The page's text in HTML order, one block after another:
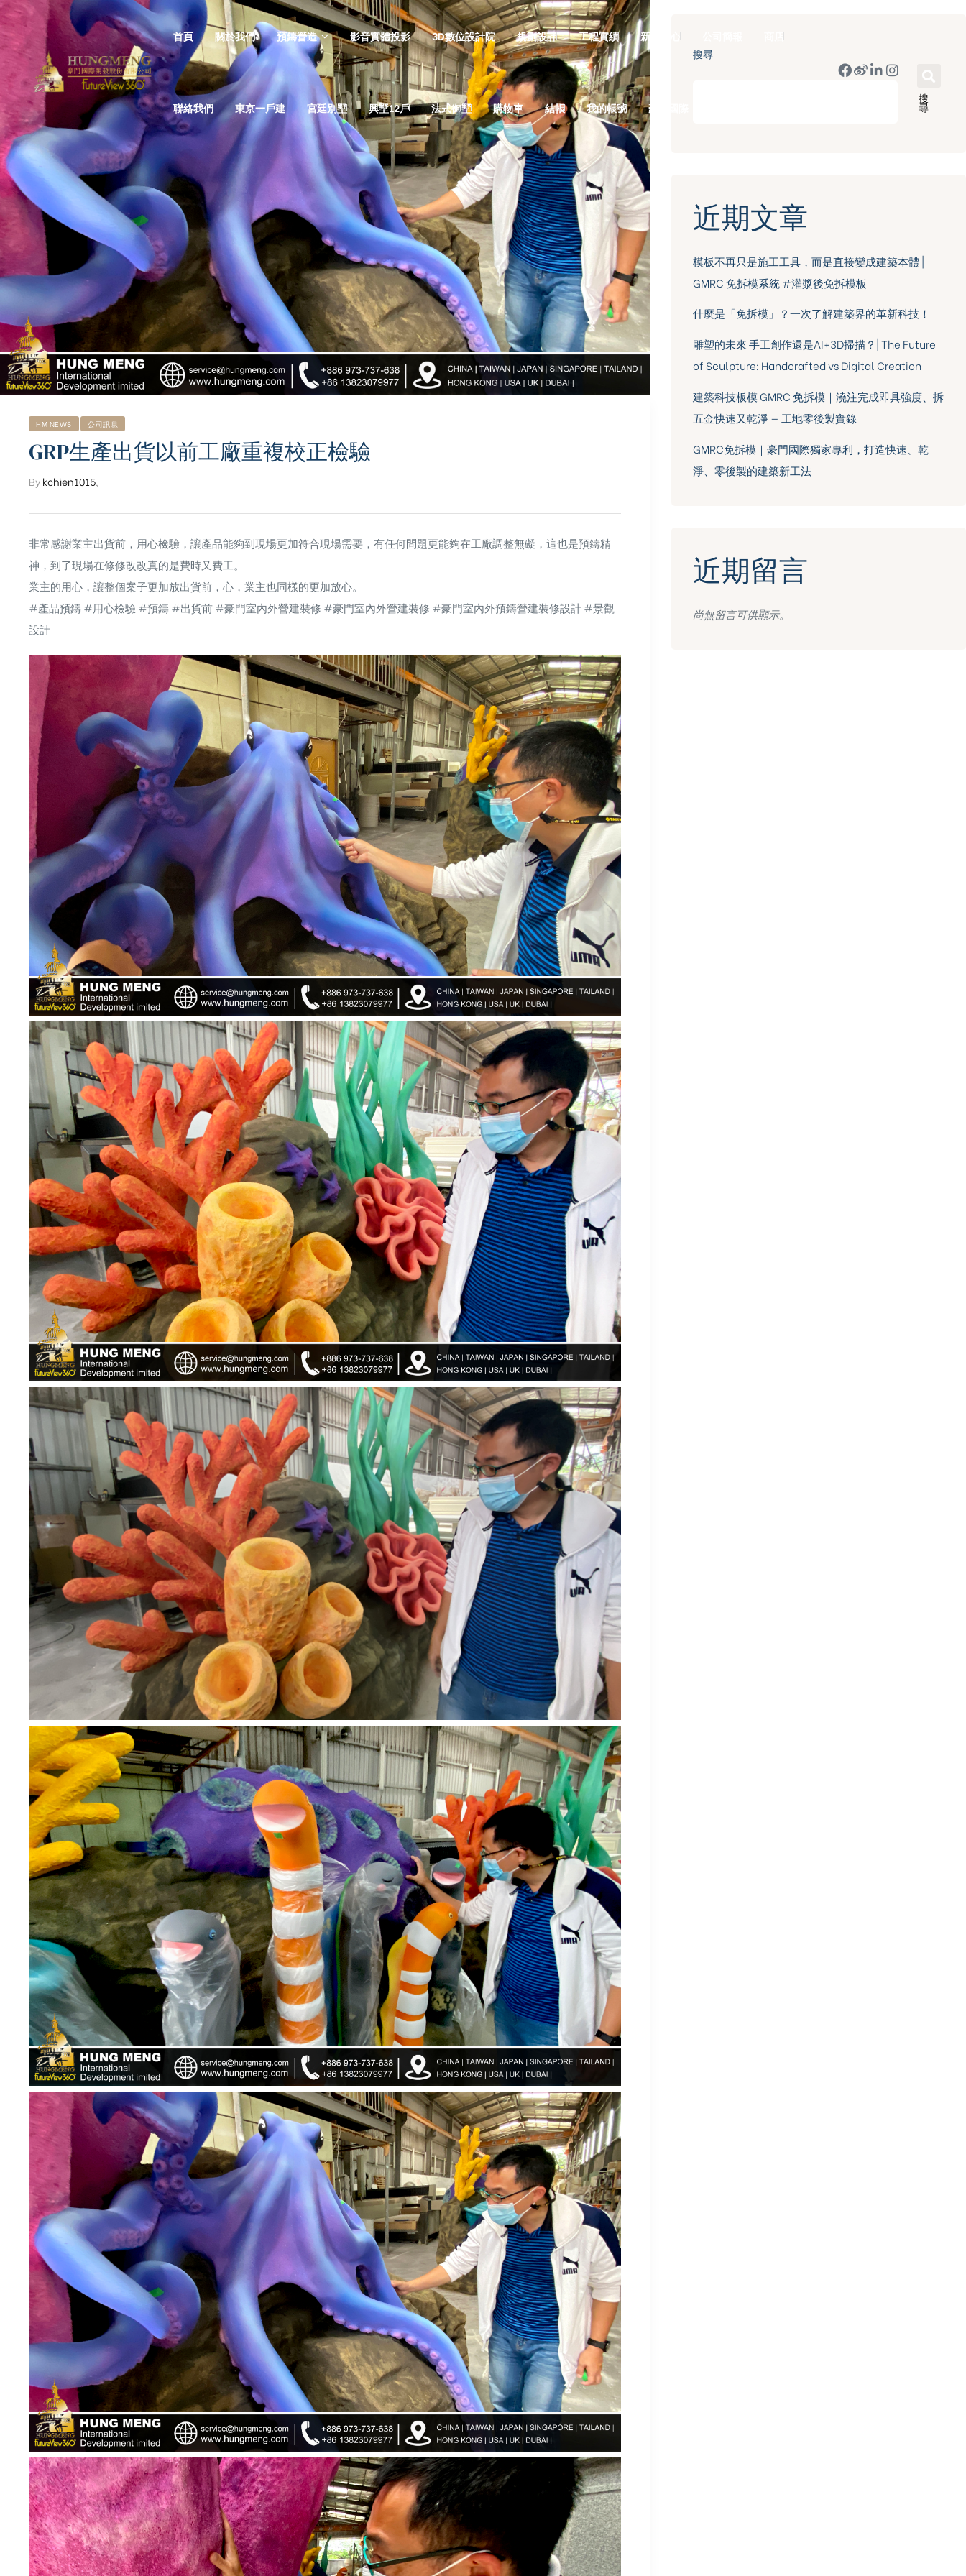
首頁 關於我們 預鑄營造 影音實體投影 3D數位設計院 規劃設計 工程實績 新聞中心 公司簡報 商店
聯絡我們 東京一戶建 宮廷別墅 興墅12戶 法式御墅 購物車 結帳 我的帳號 豪門國際 ｜ 50週年里程碑
HM NEWS 公司訊息
GRP生產出貨以前工廠重複校正檢驗
Bykchien1015
非常感謝業主出貨前，用心檢驗，讓產品能夠到現場更加符合現場需要，有任何問題更能夠在工廠調整無礙，這也是預鑄精
神，到了現場在修修改改真的是費時又費工。
業主的用心，讓整個案子更加放出貨前，心，業主也同樣的更加放心。
#產品預鑄#用心檢驗#預鑄#出貨前#豪門室內外營建裝修 #豪門室內外營建裝修 #豪門室內外預鑄營建裝修設計 #景觀
設計
搜尋
搜
尋
近期文章
模板不再只是施工工具，而是直接變成建築本體 |
GMRC 免拆模系統 #灌漿後免拆模板
什麼是「免拆模」？一次了解建築界的革新科技！
雕塑的未來 手工創作還是AI+3D掃描？| The Future
of Sculpture: Handcrafted vs Digital Creation
建築科技板模 GMRC 免拆模｜澆注完成即具強度、拆
五金快速又乾淨 — 工地零後製實錄
GMRC免拆模｜豪門國際獨家專利，打造快速、乾
淨、零後製的建築新工法
近期留言
尚無留言可供顯示。
含日本